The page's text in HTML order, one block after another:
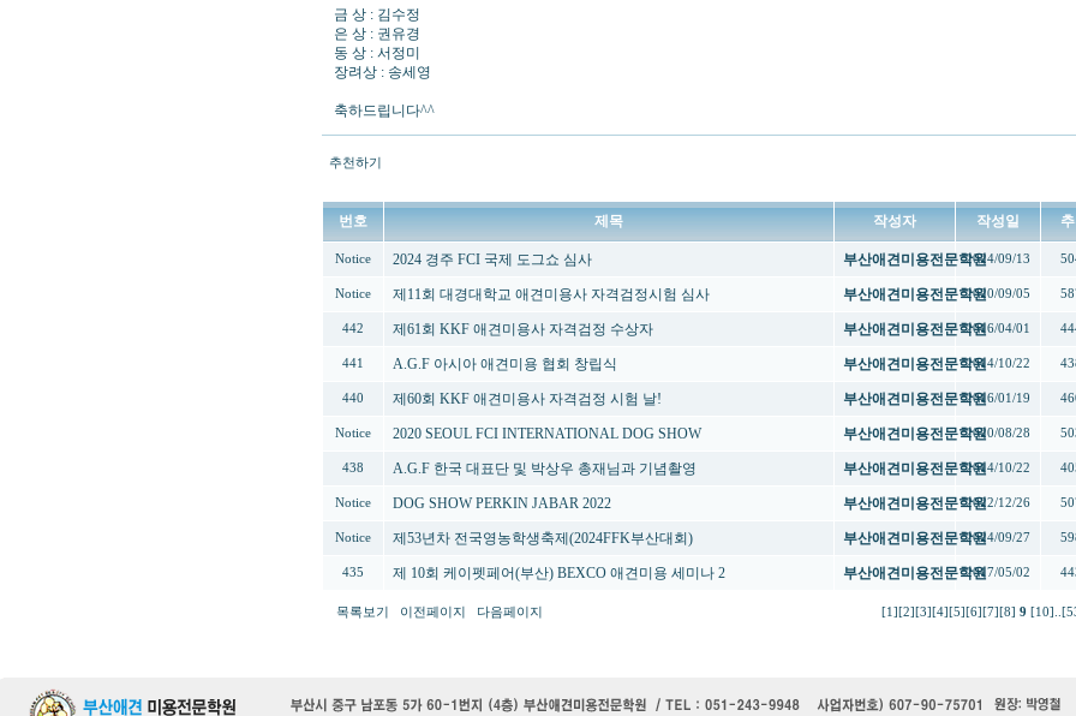
금 상 : 김수정
은 상 : 권유경
동 상 : 서정미
장려상 : 송세영
축하드립니다^^
추천하기
번호 제목 작성자 작성일
Notice 2024 경주 FCI 국제 도그쇼 심사 부산애견미용전문학원2024/09/13
Notice 제11회 대경대학교 애견미용사 자격검정시험 심사 부산애견미용전문학원2020/09/05
442 제61회 KKF 애견미용사 자격검정 수상자 부산애견미용전문학원2016/04/01
441 A.G.F 아시아 애견미용 협회 창립식 부산애견미용전문학원2014/10/22
440 제60회 KKF 애견미용사 자격검정 시험 날! 부산애견미용전문학원2016/01/19
Notice 2020 SEOUL FCI INTERNATIONAL DOG SHOW 부산애견미용전문학원2020/08/28
438 A.G.F 한국 대표단 및 박상우 총재님과 기념촬영 부산애견미용전문학원2014/10/22
Notice DOG SHOW PERKIN JABAR 2022 부산애견미용전문학원2022/12/26
Notice 제53년차 전국영농학생축제(2024FFK부산대회) 부산애견미용전문학원2024/09/27
435 제 10회 케이펫페어(부산) BEXCO 애견미용 세미나 2 부산애견미용전문학원2017/05/02
목록보기 이전페이지 다음페이지 [1] [2] [3] [4] [5] [6] [7] [8] 9 [10]